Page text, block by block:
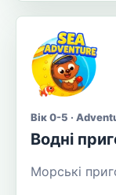
Вік 0-5 ·
Водні
Морські